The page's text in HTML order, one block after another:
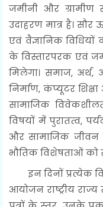
जमीनी और ग्रामीण
उदाहरण मात्र है।
एवं वैज्ञानिक विधियों
के विस्तारपरक एवं
मिलेगा। समाज, अर्थ,
निर्माण, कंप्यूटर
सामाजिक
विषयों में पुरातत्व,
और सामाजिक
भौतिक विशेषताओं को
इन दिनों प्रत्येक
आयोजन राष्ट्रीय राज्य